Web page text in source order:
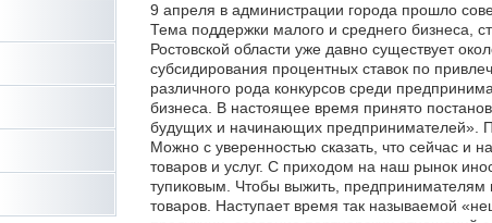
9 апреля в администрации города прошло
Тема поддержки малого и среднего бизнеса,
Ростовской области уже давно существует
субсидирования процентных ставок по
различного рода конкурсов среди
бизнеса. В настоящее время принято
будущих и начинающих предпринимателей».
Можно с уверенностью сказать, что сейчас и
товаров и услуг. С приходом на наш рынок
тупиковым. Чтобы выжить,
товаров. Наступает время так называемой